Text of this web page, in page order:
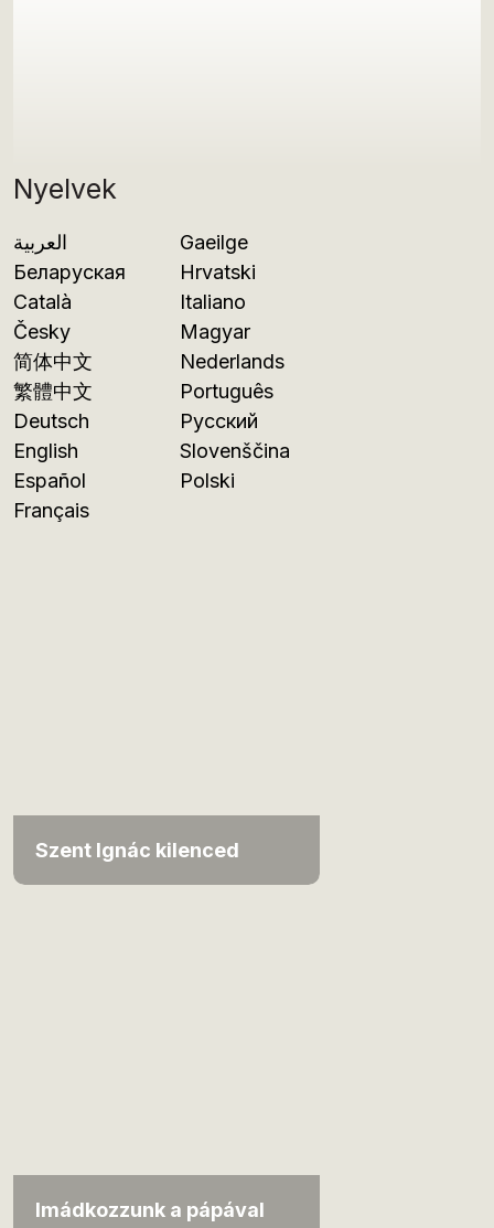
Nyelvek
العربية
Беларуская
Català
Česky
简体中文
繁體中文
Deutsch
English
Español
Français
Gaeilge
Hrvatski
Italiano
Magyar
Nederlands
Português
Русский
Slovenščina
Polski
Szent Ignác kilenced
Imádkozzunk a pápával